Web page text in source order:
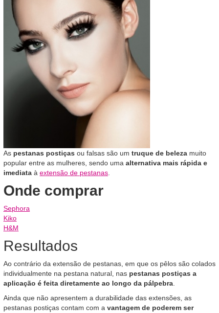
As pestanas postiças ou falsas são um truque de beleza muito
popular entre as mulheres, sendo uma alternativa mais rápida e
imediata à extensão de pestanas
Onde comprar
Sephora
Kiko
H&M
Resultados
Ao contrário da extensão de pestanas, em que os pêlos são colados
individualmente na pestana natural, nas pestanas postiças a
aplicação é feita diretamente ao longo da pálpebra
Ainda que não apresentem a durabilidade das extensões, as
pestanas postiças contam com a vantagem de poderem ser